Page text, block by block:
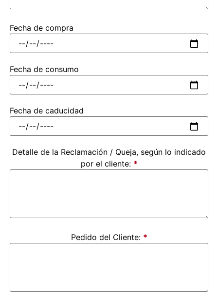
Fecha de compra
Fecha de consumo
Fecha de caducidad
Detalle de la Reclamación / Queja, según lo indicado
por el cliente: *
Pedido del Cliente: *